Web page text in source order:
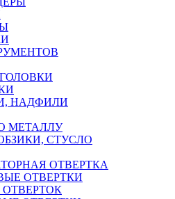
НАДФИЛИ
МЕТАЛЛУ
СТУСЛО
ОТВЕРТКА
ОТВЕРТКИ